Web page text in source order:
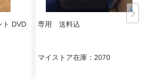
ト DVD
専用 送料込
マイストア在庫： 2070